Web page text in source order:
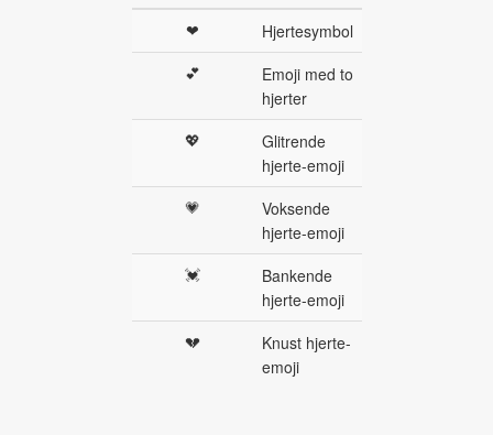
❤
Hjertesymbol
💕
Emoji med to
hjerter
💖
Glitrende
hjerte-emoji
💗
Voksende
hjerte-emoji
💓
Bankende
hjerte-emoji
💔
Knust hjerte-
emoji